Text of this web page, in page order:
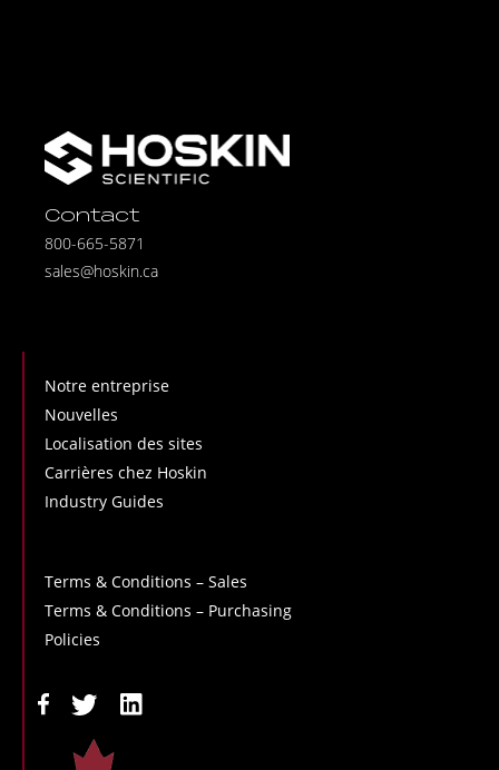
Contact
800-665-5871
sales@hoskin.ca
Notre entreprise
Nouvelles
Localisation des sites
Carrières chez Hoskin
Industry Guides
Terms & Conditions – Sales
Terms & Conditions – Purchasing
Policies